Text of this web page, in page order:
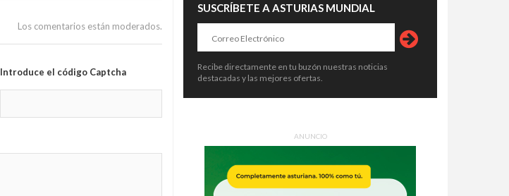
Los comentarios están moderados.
Introduce el código Captcha
SUSCRÍBETE A ASTURIAS MUNDIAL
Recibe directamente en tu buzón nuestras noticias
destacadas y las mejores ofertas.
ANUNCIO